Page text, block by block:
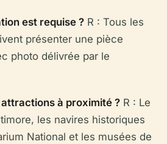
est requise ? R : Tous les
présenter une pièce
photo délivrée par le
attractions à proximité ? R : Le
les navires historiques
National et les musées de